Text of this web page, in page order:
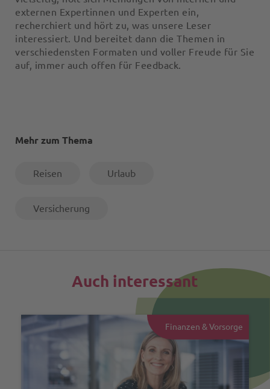
externen Expertinnen und Experten ein,
recherchiert und hört zu, was unsere Leser
interessiert. Und bereitet dann die Themen in
verschiedensten Formaten und voller Freude für Sie
auf, immer auch offen für Feedback.
Mehr zum Thema
Reisen Urlaub
Versicherung
Auch interessant
Finanzen & Vorsorge